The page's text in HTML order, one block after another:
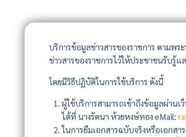
บริการข้อมูลข่าวสารของราชการ ตามพ
ข่าวสารของราชการไว้ให้ประชาชนรับรู้แ
โดยมีวิธีปฏิบัติในการใช้บริการ ดังนี้
ผู้ใช้บริการสามารถเข้าถึงข้อมูลผ่านเ
ได้ที่ นางรัตนา ห้วยหงษ์ทอง eMail:
ในการยืมเอกสารฉบับจริงหรือเอกส